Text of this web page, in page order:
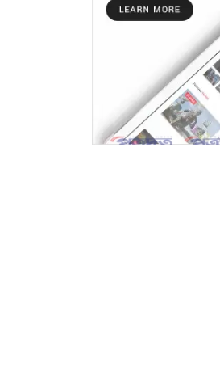
৬
শ্যামনগরে ফাইটার
ক্লাবের বেল্ট প্রদান
ভারত পাচারকালে